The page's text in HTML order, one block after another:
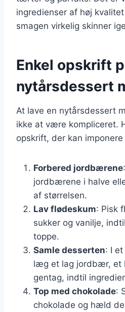
ingredienser af høj
smagen virkelig skinner
Enkel opskrift
nytårsdessert
At lave en nytårsdessert
ikke at være kompliceret.
opskrift, der kan
Forbered jordbærene
jordbærene i halve
af størrelsen.
Lav flødeskum: Pisk
sukker og vanilje,
toppe.
Samle desserten: I
læg et lag jordbær, et
gentag, indtil
Top med chokolade:
chokolade og hæld